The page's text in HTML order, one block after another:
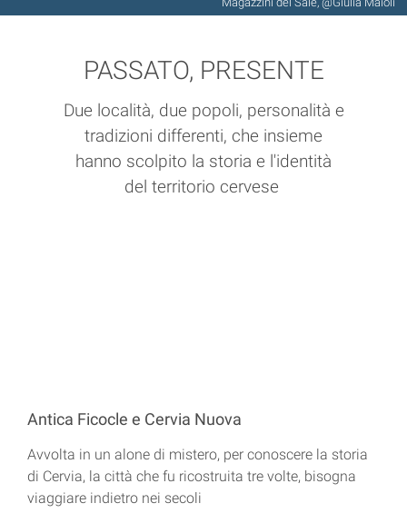
PASSATO, PRESENTE
Due località, due popoli, personalità e
tradizioni differenti, che insieme
hanno scolpito la storia e l'identità
del territorio cervese
Antica Ficocle e Cervia Nuova
Avvolta in un alone di mistero, per conoscere la storia
di Cervia, la città che fu ricostruita tre volte, bisogna
viaggiare indietro nei secoli